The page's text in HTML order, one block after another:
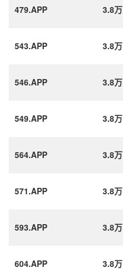
479.APP 3.8万
543.APP 3.8万
546.APP 3.8万
549.APP 3.8万
564.APP 3.8万
571.APP 3.8万
593.APP 3.8万
604.APP 3.8万